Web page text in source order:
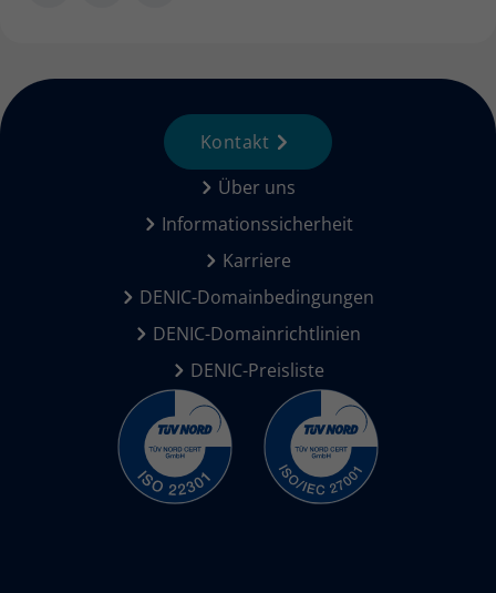
Über uns
Informationssicherheit
Karriere
DENIC-Domainbedingungen
DENIC-Domainrichtlinien
DENIC-Preisliste
Kontakt